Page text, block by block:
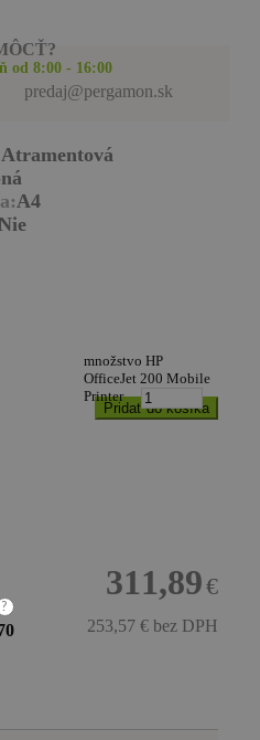
od 8:00 - 16:00
predaj@pergamon.sk
Atramentová
A4
?
množstvo HP
OfficeJet 200 Mobile
Printer
Pridať do košíka
311,89€
253,57 €bez DPH